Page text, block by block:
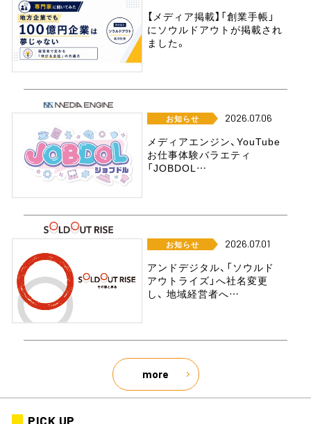
【メディア掲載】「創業手帳」
にソウルドアウトが掲載され
ました。
お知らせ 2026.07.06
メディアエンジン、YouTube
お仕事体験バラエティ
「JOBDOL…
お知らせ 2026.07.01
アンドデジタル、「ソウルド
アウトライズ」へ社名変更
し、 地域経営者へ…
more
PICK UP